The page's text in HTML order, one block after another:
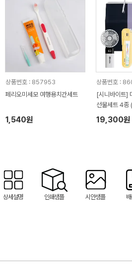
상품번호 : 857953
페리오미세모 여행용치간세트
1,540원
상품번호 :
[시니바이트]
선물세트 4종
19,300원
상세설명 인쇄샘플 시안샘플